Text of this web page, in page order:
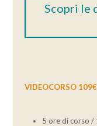
Scopri le
VIDEOCORSO 109€
5 ore di corso /